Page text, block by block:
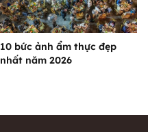
10 bức ảnh ẩm thực đẹp
nhất năm 2026